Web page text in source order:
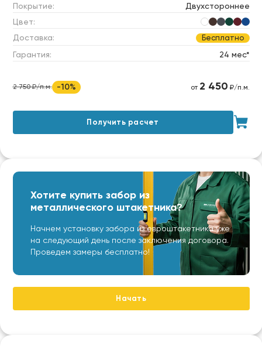
Покрытие:
Двухстороннее
Цвет:
Доставка:
Бесплатно
Гарантия: 24 мес*
2 750 ₽/п.м. -10% от 2 450 ₽/п.м.
Получить расчет
Хотите купить забор из
металлического штакетника?
Начнем установку забора из евроштакетника уже
на следующий день после заключения договора.
Проведем замеры бесплатно!
Начать